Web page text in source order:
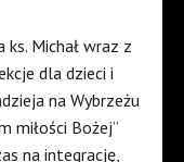
Michał wraz z
dla dzieci i
na Wybrzeżu
miłości Bożej”
na integrację,